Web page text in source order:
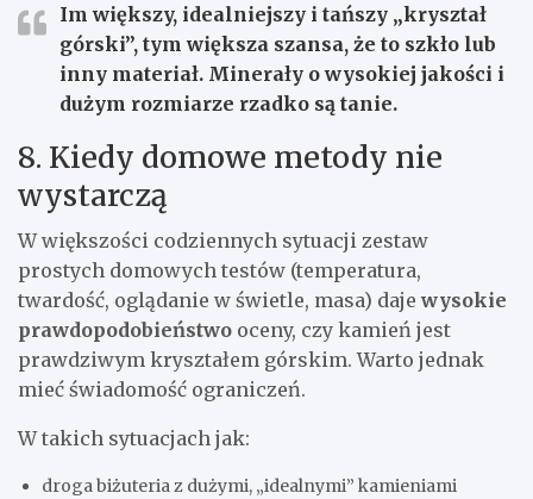
Im większy, idealniejszy i tańszy „kryształ
górski”, tym większa szansa, że to szkło lub
inny materiał. Minerały o wysokiej jakości i
dużym rozmiarze rzadko są tanie.
8. Kiedy domowe metody nie
wystarczą
W większości codziennych sytuacji zestaw
prostych domowych testów (temperatura,
twardość, oglądanie w świetle, masa) dajewysokie
prawdopodobieństwo oceny, czy kamień jest
prawdziwym kryształem górskim. Warto jednak
mieć świadomość ograniczeń.
W takich sytuacjach jak:
droga biżuteria z dużymi, „idealnymi” kamieniami